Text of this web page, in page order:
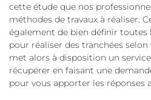
cette étude que nos
méthodes de travaux à réaliser.
également de bien définir toutes
pour réaliser des tranchées
met alors à disposition un
récupérer en faisant une
pour vous apporter les réponses